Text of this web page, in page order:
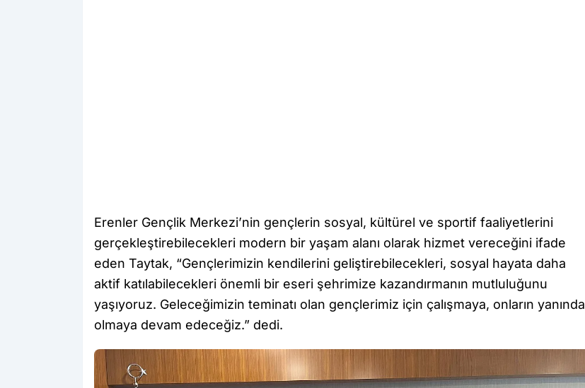
Erenler Gençlik Merkezi’nin gençlerin sosyal, kültürel ve sportif faaliyetlerini
gerçekleştirebilecekleri modern bir yaşam alanı olarak hizmet vereceğini ifade
eden Taytak, “Gençlerimizin kendilerini geliştirebilecekleri, sosyal hayata daha
aktif katılabilecekleri önemli bir eseri şehrimize kazandırmanın mutluluğunu
yaşıyoruz. Geleceğimizin teminatı olan gençlerimiz için çalışmaya, onların yanında
olmaya devam edeceğiz.” dedi.